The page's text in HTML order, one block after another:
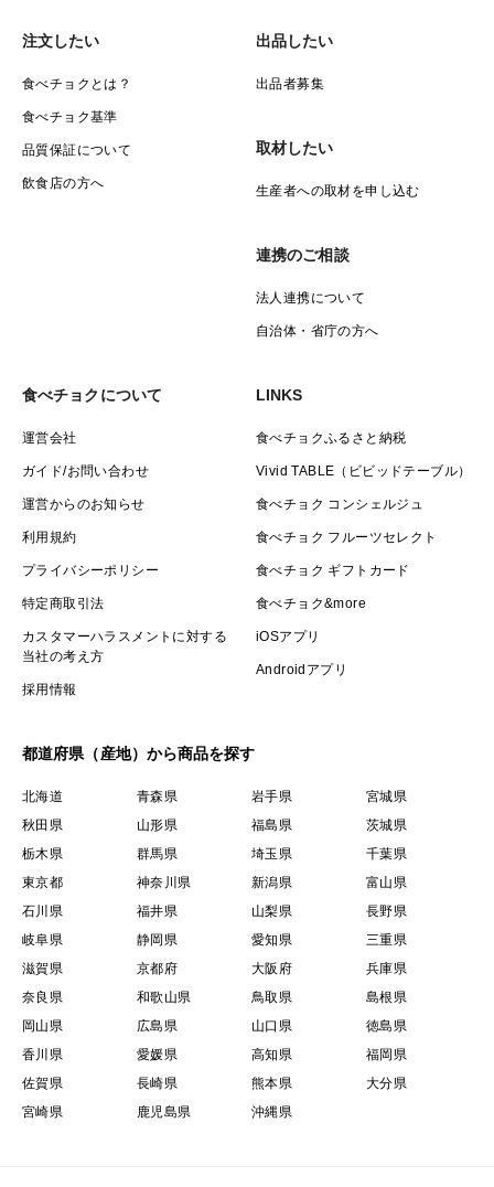
注文したい
食べチョクとは？
食べチョク基準
品質保証について
飲食店の方へ
出品したい
出品者募集
取材したい
生産者への取材を申し込む
連携のご相談
法人連携について
自治体・省庁の方へ
食べチョクについて
運営会社
ガイド/お問い合わせ
運営からのお知らせ
利用規約
プライバシーポリシー
特定商取引法
カスタマーハラスメントに対する
当社の考え方
採用情報
LINKS
食べチョクふるさと納税
Vivid TABLE（ビビッドテーブル）
食べチョク コンシェルジュ
食べチョク フルーツセレクト
食べチョク ギフトカード
食べチョク&more
iOSアプリ
Androidアプリ
都道府県（産地）から商品を探す
北海道 青森県 岩手県
宮城県
秋田県
山形県 福島県
茨城県
栃木県
群馬県 埼玉県
千葉県
東京都
神奈川県 新潟県
富山県
石川県
福井県 山梨県
長野県
岐阜県
静岡県 愛知県
三重県
滋賀県
京都府 大阪府
兵庫県
奈良県
和歌山県 鳥取県
島根県
岡山県
広島県 山口県
徳島県
香川県
愛媛県 高知県
福岡県
佐賀県
長崎県 熊本県
大分県
宮崎県
鹿児島県 沖縄県